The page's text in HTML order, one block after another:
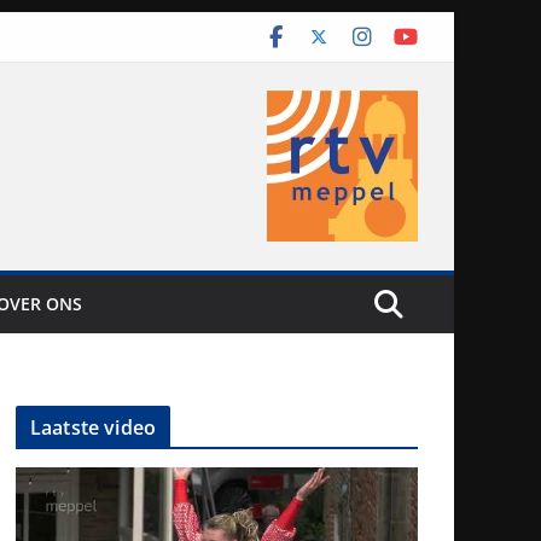
ONS
Laatste video